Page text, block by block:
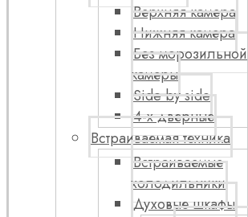
Верхняя камера
Нижняя камера
Без морозильной
камеры
Side by side
4-х дверные
Встраиваемая техника
Встраиваемые
холодильники
Духовые шкафы